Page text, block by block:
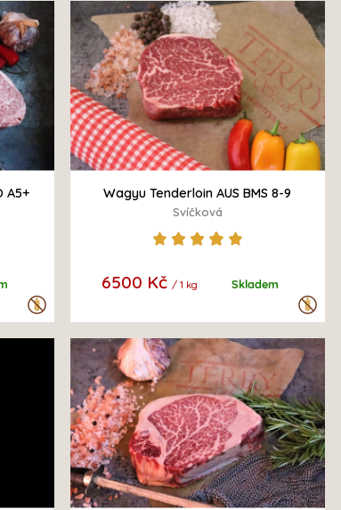
A5+
Wagyu Tenderloin AUS BMS 8-9
Svíčková
6500 Kč / 1 kg Skladem